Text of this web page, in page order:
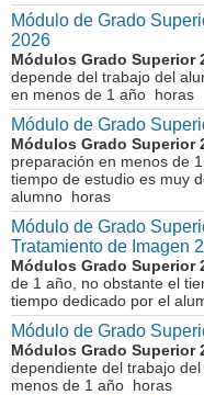
Módulo de Grado
2026
Módulos Grado Superior
depende del trabajo del
en menos de 1 año horas
Módulo de Grado
Módulos Grado Superior
preparación en menos de
tiempo de estudio es muy
alumno horas
Módulo de Grado
Tratamiento de Imagen
Módulos Grado Superior
de 1 año, no obstante el
tiempo dedicado por el
Módulo de Grado
Módulos Grado Superior
dependiente del trabajo
menos de 1 año horas